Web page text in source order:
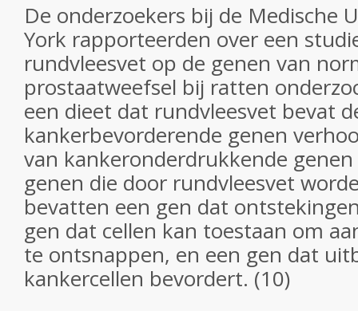
De onderzoekers bij de Medische
York rapporteerden over een
rundvleesvet op de genen van
prostaatweefsel bij ratten
een dieet dat rundvleesvet bevat
kankerbevorderende genen
van kankeronderdrukkende
genen die door rundvleesvet
bevatten een gen dat
gen dat cellen kan toestaan om
te ontsnappen, en een gen dat
kankercellen bevordert. (10)